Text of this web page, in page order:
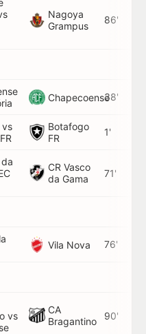
Nagoya
Grampus
86'
Chapecoense38'
vs
Botafogo
FR
1'
CR Vasco
da Gama
71'
Vila Nova 76'
vs
CA
Bragantino
90'